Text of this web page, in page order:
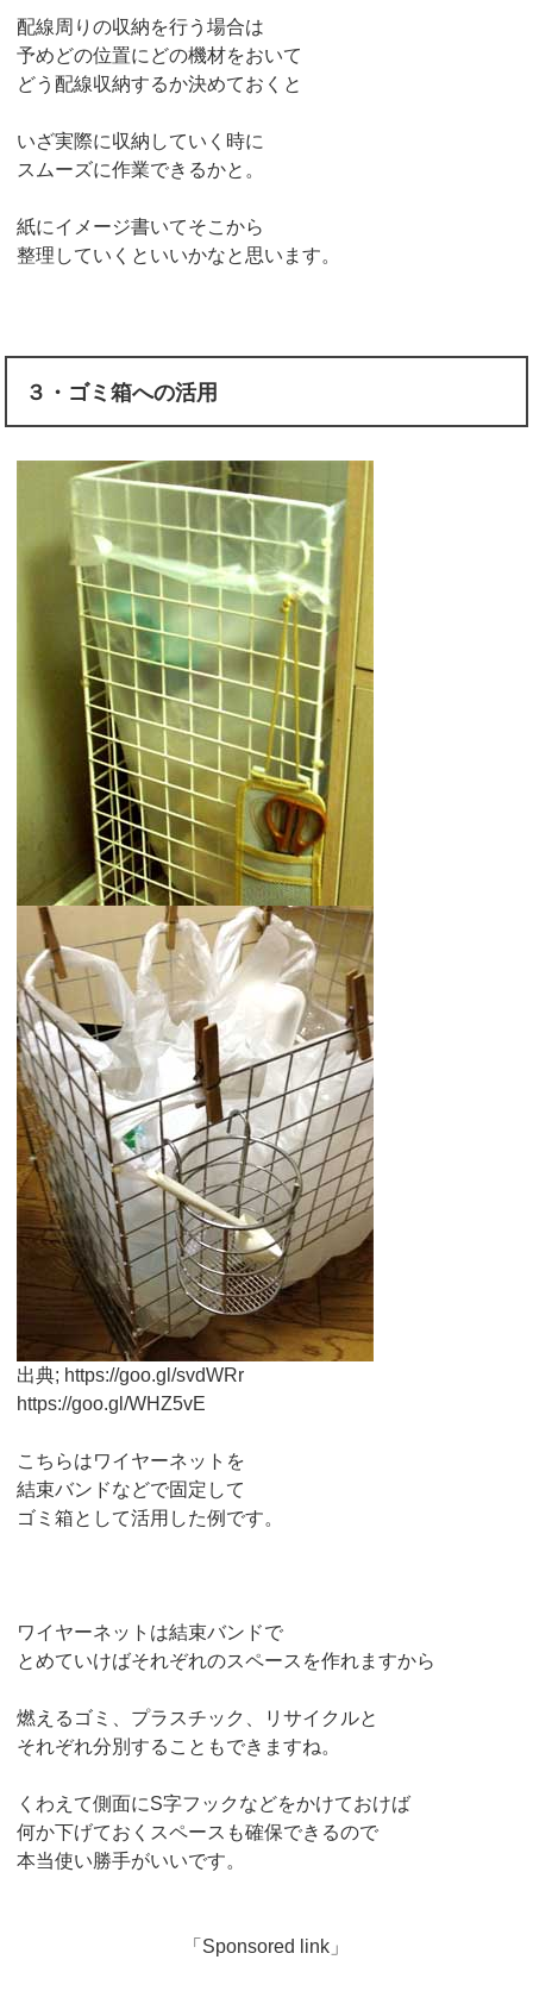
配線周りの収納を行う場合は
予めどの位置にどの機材をおいて
どう配線収納するか決めておくと
いざ実際に収納していく時に
スムーズに作業できるかと。
紙にイメージ書いてそこから
整理していくといいかなと思います。
３・ゴミ箱への活用
出典; https://goo.gl/svdWRr
https://goo.gl/WHZ5vE
こちらはワイヤーネットを
結束バンドなどで固定して
ゴミ箱として活用した例です。
ワイヤーネットは結束バンドで
とめていけばそれぞれのスペースを作れますから
燃えるゴミ、プラスチック、リサイクルと
それぞれ分別することもできますね。
くわえて側面にS字フックなどをかけておけば
何か下げておくスペースも確保できるので
本当使い勝手がいいです。
「Sponsored link」